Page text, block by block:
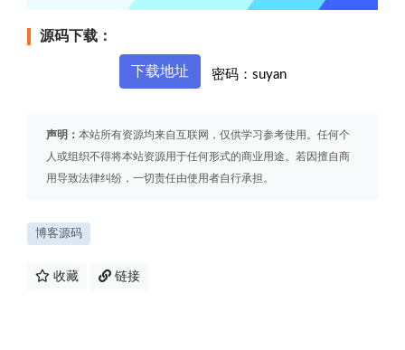
源码下载：
下载地址 密码：suyan
声明： 本站所有资源均来自互联网，仅供学习参考使用。任何个
人或组织不得将本站资源用于任何形式的商业用途。若因擅自商
用导致法律纠纷，一切责任由使用者自行承担。
博客源码
收藏 链接